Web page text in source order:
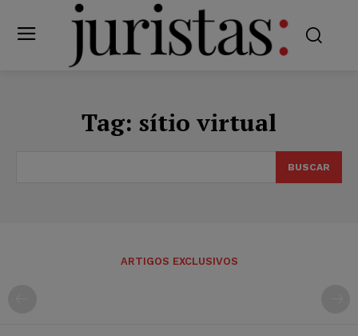
Tag: sítio virtual
BUSCAR
ARTIGOS EXCLUSIVOS